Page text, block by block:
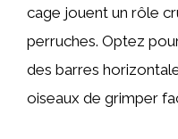
cage jouent un rôle
perruches. Optez
des barres
oiseaux de grimper